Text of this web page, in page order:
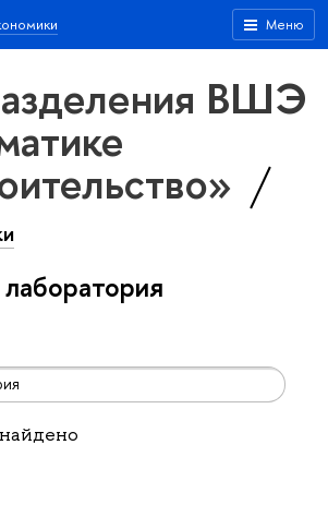
Меню
ВШЭ